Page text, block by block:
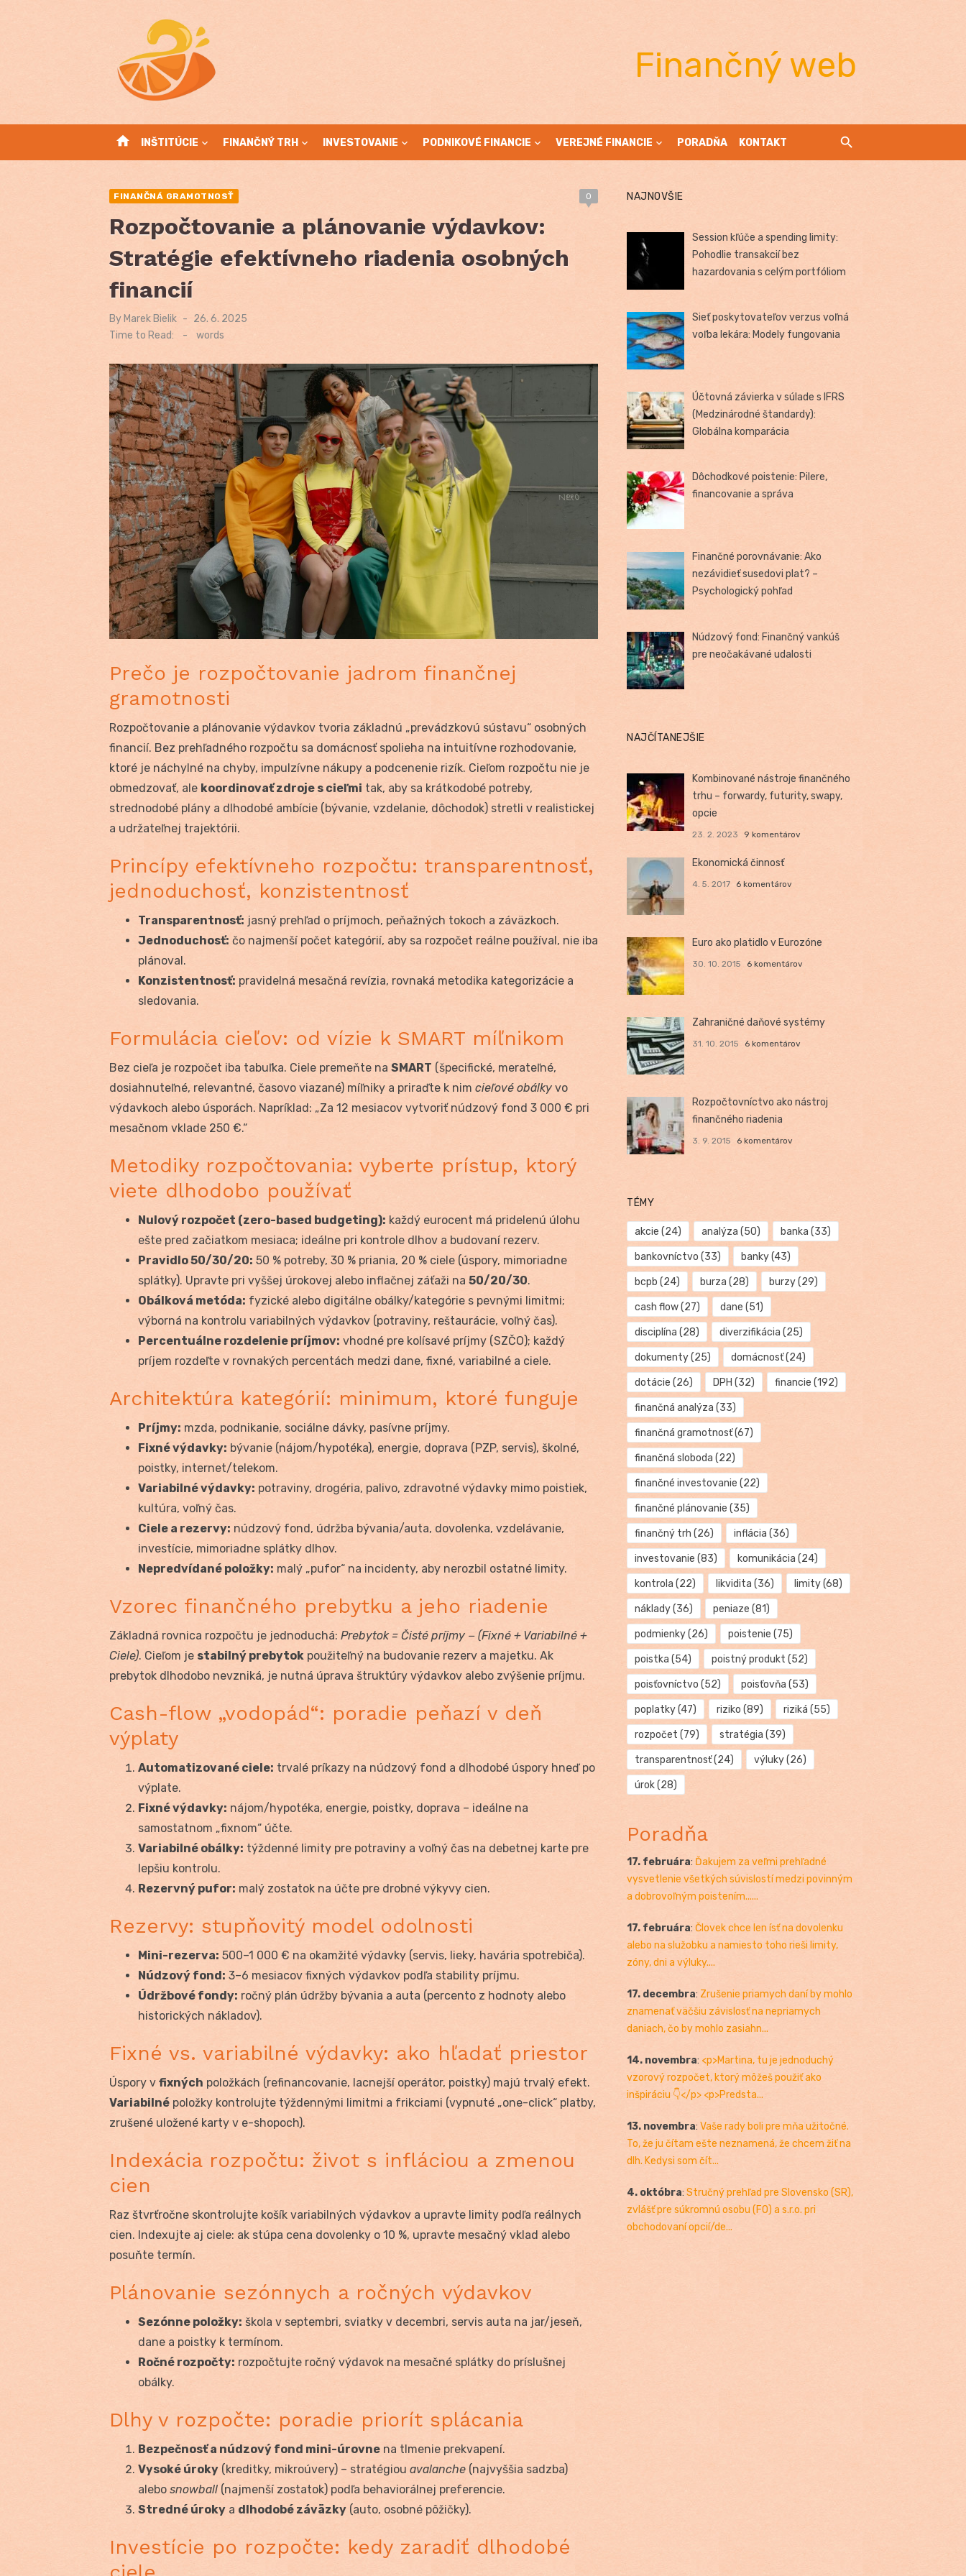
Finančný web
home INŠTITÚCIE FINANČNÝ TRH INVESTOVANIE PODNIKOVÉ FINANCIE VEREJNÉ FINANCIE PORADŇA KONTAKT
FINANČNÁ GRAMOTNOSŤ 0
Rozpočtovanie a plánovanie výdavkov:
Stratégie efektívneho riadenia osobných
financií
By Marek Bielik
Posted
on
26. 6. 2025
Time to Read:
- words
Prečo je rozpočtovanie jadrom finančnej
gramotnosti
Rozpočtovanie a plánovanie výdavkov tvoria základnú „prevádzkovú sústavu“ osobných
financií. Bez prehľadného rozpočtu sa domácnosť spolieha na intuitívne rozhodovanie,
ktoré je náchylné na chyby, impulzívne nákupy a podcenenie rizík. Cieľom rozpočtu nie je
obmedzovať, ale koordinovať zdroje s cieľmi tak, aby sa krátkodobé potreby,
strednodobé plány a dlhodobé ambície (bývanie, vzdelanie, dôchodok) stretli v realistickej
a udržateľnej trajektórii.
Princípy efektívneho rozpočtu: transparentnosť,
jednoduchosť, konzistentnosť
Transparentnosť: jasný prehľad o príjmoch, peňažných tokoch a záväzkoch.
Jednoduchosť: čo najmenší počet kategórií, aby sa rozpočet reálne používal, nie iba
plánoval.
Konzistentnosť: pravidelná mesačná revízia, rovnaká metodika kategorizácie a
sledovania.
Formulácia cieľov: od vízie k SMART míľnikom
Bez cieľa je rozpočet iba tabuľka. Ciele premeňte na SMART (špecifické, merateľné,
dosiahnuteľné, relevantné, časovo viazané) míľniky a priraďte k nim cieľové obálky vo
výdavkoch alebo úsporách. Napríklad: „Za 12 mesiacov vytvoriť núdzový fond 3 000 € pri
mesačnom vklade 250 €.“
Metodiky rozpočtovania: vyberte prístup, ktorý
viete dlhodobo používať
Nulový rozpočet (zero-based budgeting): každý eurocent má pridelenú úlohu
ešte pred začiatkom mesiaca; ideálne pri kontrole dlhov a budovaní rezerv.
Pravidlo 50/30/20: 50 % potreby, 30 % priania, 20 % ciele (úspory, mimoriadne
splátky). Upravte pri vyššej úrokovej alebo inflačnej záťaži na 50/20/30.
Obálková metóda: fyzické alebo digitálne obálky/kategórie s pevnými limitmi;
výborná na kontrolu variabilných výdavkov (potraviny, reštaurácie, voľný čas).
Percentuálne rozdelenie príjmov: vhodné pre kolísavé príjmy (SZČO); každý
príjem rozdeľte v rovnakých percentách medzi dane, fixné, variabilné a ciele.
Architektúra kategórií: minimum, ktoré funguje
Príjmy: mzda, podnikanie, sociálne dávky, pasívne príjmy.
Fixné výdavky: bývanie (nájom/hypotéka), energie, doprava (PZP, servis), školné,
poistky, internet/telekom.
Variabilné výdavky: potraviny, drogéria, palivo, zdravotné výdavky mimo poistiek,
kultúra, voľný čas.
Ciele a rezervy: núdzový fond, údržba bývania/auta, dovolenka, vzdelávanie,
investície, mimoriadne splátky dlhov.
Nepredvídané položky: malý „pufor“ na incidenty, aby nerozbil ostatné limity.
Vzorec finančného prebytku a jeho riadenie
Základná rovnica rozpočtu je jednoduchá: Prebytok = Čisté príjmy − (Fixné + Variabilné +
Ciele). Cieľom je stabilný prebytok použiteľný na budovanie rezerv a majetku. Ak
prebytok dlhodobo nevzniká, je nutná úprava štruktúry výdavkov alebo zvýšenie príjmu.
Cash-flow „vodopád“: poradie peňazí v deň
výplaty
Automatizované ciele: trvalé príkazy na núdzový fond a dlhodobé úspory hneď po
výplate.
Fixné výdavky: nájom/hypotéka, energie, poistky, doprava – ideálne na
samostatnom „fixnom“ účte.
Variabilné obálky: týždenné limity pre potraviny a voľný čas na debetnej karte pre
lepšiu kontrolu.
Rezervný pufor: malý zostatok na účte pre drobné výkyvy cien.
Rezervy: stupňovitý model odolnosti
Mini-rezerva: 500–1 000 € na okamžité výdavky (servis, lieky, havária spotrebiča).
Núdzový fond: 3–6 mesiacov fixných výdavkov podľa stability príjmu.
Údržbové fondy: ročný plán údržby bývania a auta (percento z hodnoty alebo
historických nákladov).
Fixné vs. variabilné výdavky: ako hľadať priestor
Úspory v fixných položkách (refinancovanie, lacnejší operátor, poistky) majú trvalý efekt.
Variabilné položky kontrolujte týždennými limitmi a frikciami (vypnuté „one-click“ platby,
zrušené uložené karty v e-shopoch).
Indexácia rozpočtu: život s infláciou a zmenou
cien
Raz štvrťročne skontrolujte košík variabilných výdavkov a upravte limity podľa reálnych
cien. Indexujte aj ciele: ak stúpa cena dovolenky o 10 %, upravte mesačný vklad alebo
posuňte termín.
Plánovanie sezónnych a ročných výdavkov
Sezónne položky: škola v septembri, sviatky v decembri, servis auta na jar/jeseň,
dane a poistky k termínom.
Ročné rozpočty: rozpočtujte ročný výdavok na mesačné splátky do príslušnej
obálky.
Dlhy v rozpočte: poradie priorít splácania
Bezpečnosť a núdzový fond mini-úrovne na tlmenie prekvapení.
Vysoké úroky (kreditky, mikroúvery) – stratégiou avalanche (najvyššia sadzba)
alebo snowball (najmenší zostatok) podľa behaviorálnej preferencie.
Stredné úroky a dlhodobé záväzky (auto, osobné pôžičky).
Investície po rozpočte: kedy zaradiť dlhodobé
NAJNOVŠIE
Session kľúče a spending limity:
Pohodlie transakcií bez
hazardovania s celým portfóliom
Sieť poskytovateľov verzus voľná
voľba lekára: Modely fungovania
Účtovná závierka v súlade s IFRS
(Medzinárodné štandardy):
Globálna komparácia
Dôchodkové poistenie: Pilere,
financovanie a správa
Finančné porovnávanie: Ako
nezávidieť susedovi plat? –
Psychologický pohľad
Núdzový fond: Finančný vankúš
pre neočakávané udalosti
NAJČÍTANEJŠIE
Kombinované nástroje finančného
trhu – forwardy, futurity, swapy,
opcie
23. 2. 2023 9 komentárov
Ekonomická činnosť
4. 5. 2017 6 komentárov
Euro ako platidlo v Eurozóne
30. 10. 2015 6 komentárov
Zahraničné daňové systémy
31. 10. 2015 6 komentárov
Rozpočtovníctvo ako nástroj
finančného riadenia
3. 9. 2015 6 komentárov
TÉMY
akcie (24) analýza (50) banka (33)
bankovníctvo (33) banky(43)
bcpb (24) burza (28) burzy(29)
cash flow(27) dane (51)
disciplína (28) diverzifikácia (25)
dokumenty(25) domácnosť(24)
dotácie (26) DPH (32) financie (192)
finančná analýza (33)
finančná gramotnosť(67)
finančná sloboda (22)
finančné investovanie (22)
finančné plánovanie (35)
finančný trh (26) inflácia (36)
investovanie (83) komunikácia (24)
kontrola (22) likvidita (36) limity(68)
náklady(36) peniaze (81)
podmienky(26) poistenie (75)
poistka (54) poistný produkt (52)
poisťovníctvo (52) poisťovňa (53)
poplatky(47) riziko (89) riziká (55)
rozpočet (79) stratégia (39)
transparentnosť(24) výluky(26)
úrok(28)
Poradňa
17. februára: Ďakujem za veľmi prehľadné
vysvetlenie všetkých súvislostí medzi povinným
a dobrovoľným poistením......
17. februára: Človek chce len ísť na dovolenku
alebo na služobku a namiesto toho rieši limity,
zóny, dni a výluky....
17. decembra: Zrušenie priamych daní by mohlo
znamenať väčšiu závislosť na nepriamych
daniach, čo by mohlo zasiahn...
14. novembra: <p>Martina, tu je jednoduchý
vzorový rozpočet, ktorý môžeš použiť ako
inšpiráciu 👇</p> <p>Predsta...
13. novembra: Vaše rady boli pre mňa užitočné.
To, že ju čítam ešte neznamená, že chcem žiť na
dlh. Kedysi som čít...
4. októbra: Stručný prehľad pre Slovensko (SR),
zvlášť pre súkromnú osobu (FO) a s.r.o. pri
obchodovaní opcií/de...